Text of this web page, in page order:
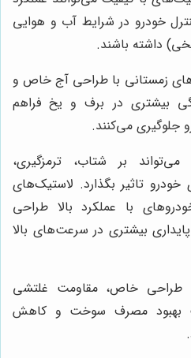
خودرو در شرایط آب و هوایی
داشته باشند.
زمستانی با طراحی آج خاص و
بیشتری در برف و یخ فراهم
جلوگیری می‌کنند.
بر شتاب، ترمزگیری،
خودرو تاثیر بگذارد. لاستیک‌های
با عملکرد بالا طراحی
بیشتری در سرعت‌های بالا
طراحی خاص، مقاومت غلتشی
بهبود مصرف سوخت و کاهش